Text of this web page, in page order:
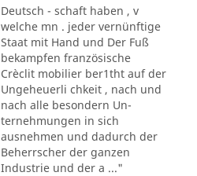
Deutsch - schaft haben , v
welche mn . jeder vernünftige
Staat mit Hand und Der Fuß
bekampfen französische
Crèclit mobilier ber1tht auf der
Ungeheuerli chkeit , nach und
nach alle besondern Un-
ternehmungen in sich
ausnehmen und dadurch der
Beherrscher der ganzen
Industrie und der a ..."